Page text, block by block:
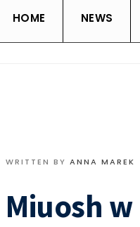
HOME NEWS
WRITTEN BY ANNA MAREK
Miuosh